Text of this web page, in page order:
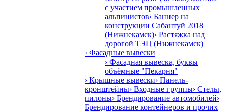
с участием промышленных
альпинистов› Баннер на
конструкции Сабантуй 2018
(Нижнекамск)› Растяжка над
дорогой ТЭЦ (Нижнекамск)
› Фасадные вывески
› Фасадная вывеска, буквы
объёмные "Пекарня"
› Крышные вывески› Панель-
кронштейны› Входные группы› Стелы,
пилоны› Брендирование автомобилей›
Брендирование контейнеров и прочих